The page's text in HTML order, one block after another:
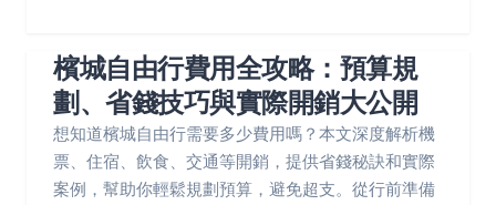
檳城自由行費用全攻略：預算規
劃、省錢技巧與實際開銷大公開
想知道檳城自由行需要多少費用嗎？本文深度解析機
票、住宿、飲食、交通等開銷，提供省錢秘訣和實際
案例，幫助你輕鬆規劃預算，避免超支。從行前準備